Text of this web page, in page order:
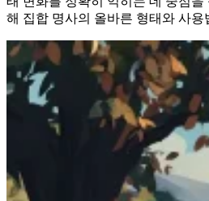
해 집합 명사의 올바른 형태와 사용